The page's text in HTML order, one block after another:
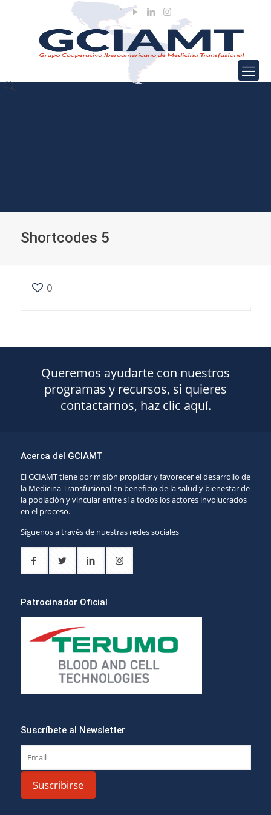
Shortcodes 5
0
Queremos ayudarte con nuestros
programas y recursos, si quieres
contactarnos, haz clic aquí.
Acerca del GCIAMT
El GCIAMT tiene por misión propiciar y favorecer el desarrollo de
la Medicina Transfusional en beneficio de la salud y bienestar de
la población y vincular entre sí a todos los actores involucrados
en el proceso.
Síguenos a través de nuestras redes sociales
Patrocinador Oficial
Suscríbete al Newsletter